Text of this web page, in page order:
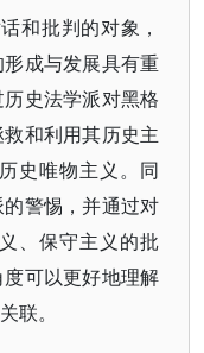
和批判的对象，
成与发展具有重
史法学派对黑格
和利用其历史主
史唯物主义。同
警惕，并通过对
、保守主义的批
可以更好地理解
联。